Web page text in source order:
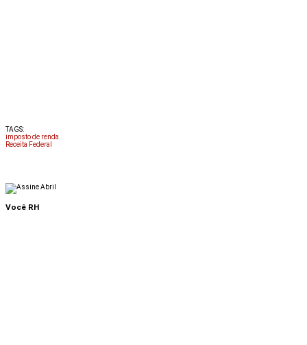
TAGS:
imposto de renda
Receita Federal
Você RH